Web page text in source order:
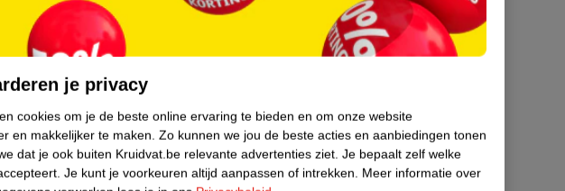
je privacy
cookies om je de beste online ervaring te bieden en om onze website
en makkelijker te maken. Zo kunnen we jou de beste acties en aanbiedingen tonen
dat je ook buiten Kruidvat.be relevante advertenties ziet. Je bepaalt zelf welke
Je kunt je voorkeuren altijd aanpassen of intrekken. Meer informatie over